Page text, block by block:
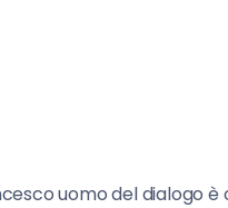
uomo del dialogo